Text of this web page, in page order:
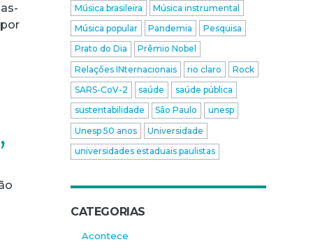
Música brasileira
Música instrumental
Música popular
Pandemia
Pesquisa
Prato do Dia
Prêmio Nobel
Relações INternacionais
rio claro
Rock
SARS-CoV-2
saúde
saúde pública
sustentabilidade
São Paulo
unesp
Unesp 50 anos
Universidade
universidades estaduais paulistas
CATEGORIAS
Acontece